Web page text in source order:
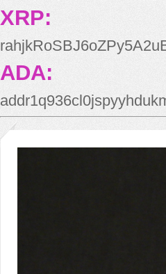
XRP:
ADA: